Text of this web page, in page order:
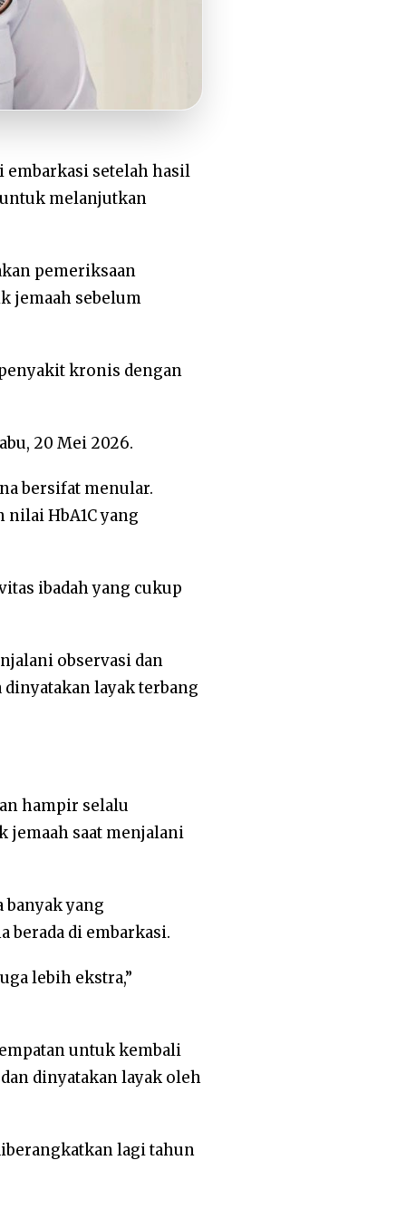
embarkasi setelah hasil
melanjutkan
pemeriksaan
jemaah sebelum
kronis dengan
20 Mei 2026.
bersifat menular.
HbA1C yang
ibadah yang cukup
observasi dan
layak terbang
hampir selalu
jemaah saat menjalani
yang
berada di embarkasi.
lebih ekstra,”
untuk kembali
dinyatakan layak oleh
lagi tahun